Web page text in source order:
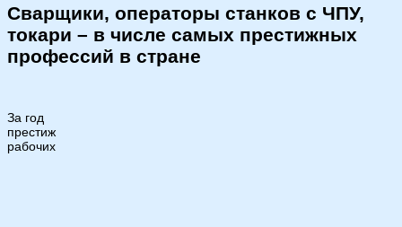
Сварщики, операторы станков с ЧПУ,
токари – в числе самых престижных
профессий в стране
За год
престиж
рабочих